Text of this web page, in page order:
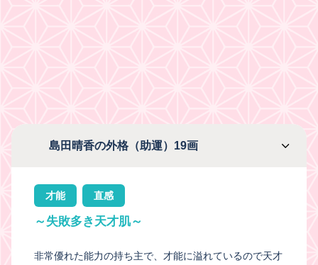
島田晴香の外格（助運）19画
才能 直感
～失敗多き天才肌～
非常優れた能力の持ち主で、才能に溢れているので天才